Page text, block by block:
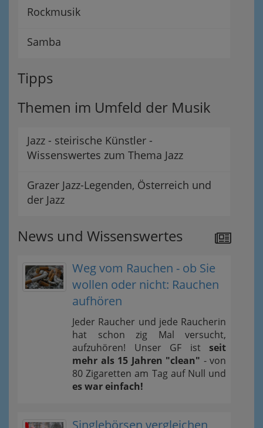
Rockmusik
Samba
Tipps
Themen im Umfeld der Musik
Jazz - steirische Künstler -
Wissenswertes zum Thema Jazz
Grazer Jazz-Legenden, Österreich und
der Jazz
News und Wissenswertes
Weg vom Rauchen - ob Sie
wollen oder nicht: Rauchen
aufhören
Jeder Raucher und jede Raucherin
hat schon zig Mal versucht,
aufzuhören! Unser GF ist seit
mehr als 15 Jahren "clean" - von
80 Zigaretten am Tag auf Null und
es war einfach!
Singlebörsen vergleichen